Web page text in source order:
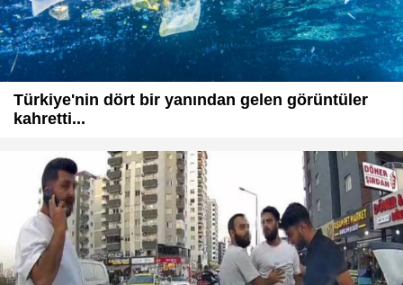
Türkiye'nin dört bir yanından gelen görüntüler
kahretti...